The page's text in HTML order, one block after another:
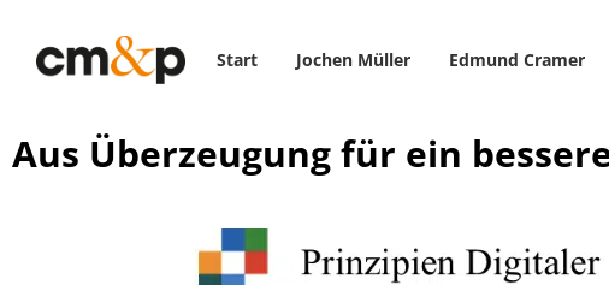
Start Jochen Müller Edmund Cramer
Aus Überzeugung für ein